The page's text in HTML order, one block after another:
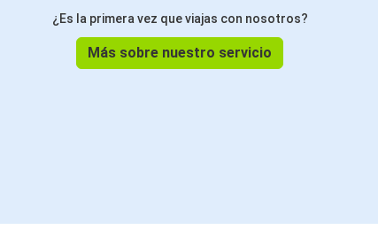
¿Es la primera vez que viajas con nosotros?
Más sobre nuestro servicio